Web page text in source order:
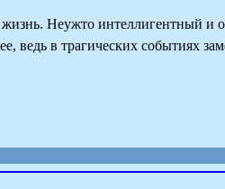
Неужто интеллигентный и
ведь в трагических событиях